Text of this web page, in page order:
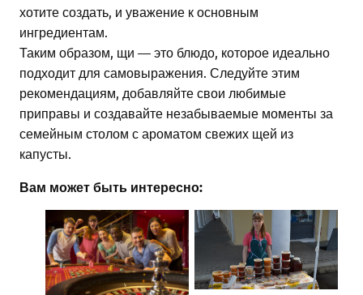
хотите создать, и уважение к основным
ингредиентам.
Таким образом, щи — это блюдо, которое идеально
подходит для самовыражения. Следуйте этим
рекомендациям, добавляйте свои любимые
приправы и создавайте незабываемые моменты за
семейным столом с ароматом свежих щей из
капусты.
Вам может быть интересно: